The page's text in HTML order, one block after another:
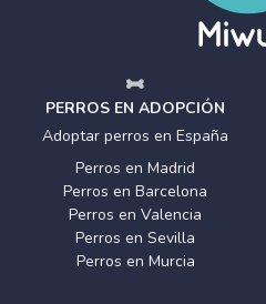
PERROS EN ADOPCIÓN
Adoptar perros en España
Perros en Madrid
Perros en Barcelona
Perros en Valencia
Perros en Sevilla
Perros en Murcia